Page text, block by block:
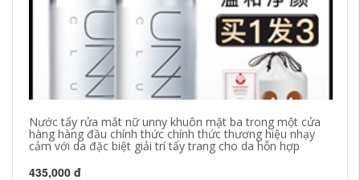
Nước tẩy rửa mắt nữ unny khuôn mặt ba trong một cửa
hàng hàng đầu chính thức chính thức thương hiệu nhạy
cảm với da đặc biệt giải trí tẩy trang cho da hỗn hợp
435,000 đ